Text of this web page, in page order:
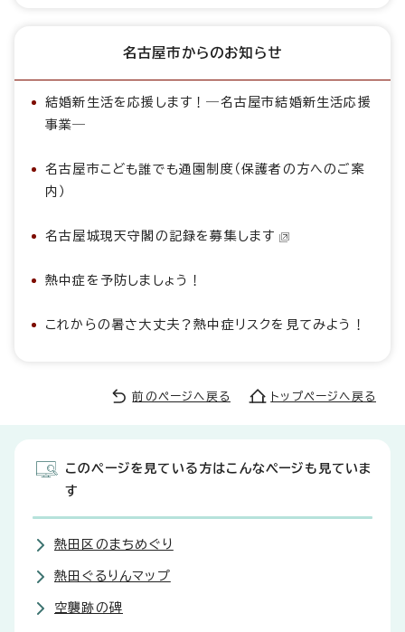
名古屋市からのお知らせ
結婚新生活を応援します！―名古屋市結婚新生活応援
事業―
名古屋市こども誰でも通園制度（保護者の方へのご案
内）
名古屋城現天守閣の記録を募集します
熱中症を予防しましょう！
これからの暑さ大丈夫？熱中症リスクを見てみよう！
前のページへ戻る トップページへ戻る
このページを見ている方はこんなページも見ていま
す
熱田区のまちめぐり
熱田ぐるりんマップ
空襲跡の碑